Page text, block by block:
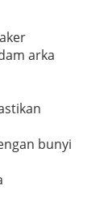
arka
bunyi